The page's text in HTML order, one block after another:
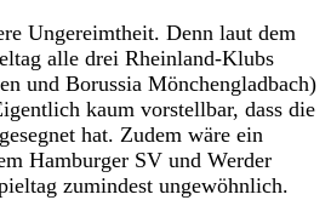
Ungereimtheit. Denn laut dem
alle drei Rheinland-Klubs
und Borussia Mönchengladbach)
kaum vorstellbar, dass die
hat. Zudem wäre ein
Hamburger SV und Werder
zumindest ungewöhnlich.